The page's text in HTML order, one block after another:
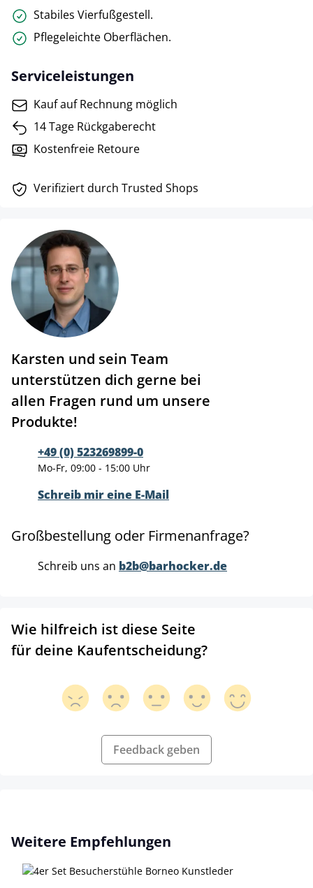
Stabiles Vierfußgestell.
Pflegeleichte Oberflächen.
Serviceleistungen
Kauf auf Rechnung möglich
14 Tage Rückgaberecht
Kostenfreie Retoure
Verifiziert durch Trusted Shops
Karsten und sein Team
unterstützen dich gerne bei
allen Fragen rund um unsere
Produkte!
+49 (0) 523269899-0
Mo-Fr, 09:00 - 15:00 Uhr
Schreib mir eine E-Mail
Großbestellung oder Firmenanfrage?
Schreib uns an b2b@barhocker.de
Wie hilfreich ist diese Seite
für deine Kaufentscheidung?
Feedback geben
Produktgalerie überspringen
Weitere Empfehlungen